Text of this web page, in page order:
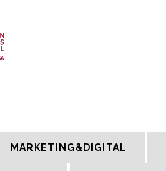
MARKETING&DIGITAL